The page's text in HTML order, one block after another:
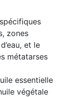
zones
et le
métatarses
essentielle
végétale